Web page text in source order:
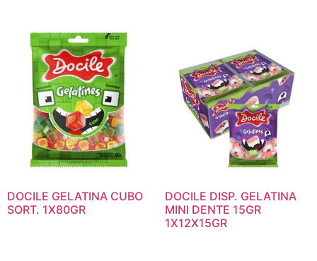
DOCILE GELATINA CUBO
SORT. 1X80GR
DOCILE DISP. GELATINA
MINI DENTE 15GR
1X12X15GR